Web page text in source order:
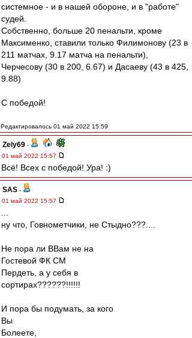
системное - и в нашей обороне, и в "работе"
судей.
Собственно, больше 20 пенальти, кроме
Максименко, ставили только Филимонову (23 в
211 матчах, 9.17 матча на пенальти),
Черчесову (30 в 200, 6.67) и Дасаеву (43 в 425,
9.88)
С победой!
Редактировалось 01 май 2022 15:59
Zely69 -
01 май 2022 15:57
Всё! Всех с победой! Ура! :)
SAS -
01 май 2022 15:57
ну что, Говнометчики, не Стыдно???....
Не пора ли ВВам не на
Гостевой ФК СМ
Пердеть, а у себя в
сортирах??????!!!!!!
И пора бы подумать, за кого
Вы
Болеете,